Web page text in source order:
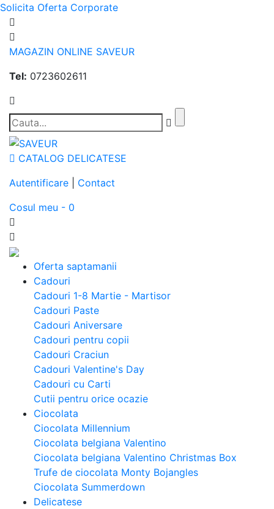
Solicita Oferta Corporate
MAGAZIN ONLINE SAVEUR
Tel: 0723602611
CATALOG DELICATESE
Autentificare
Contact
Cosul meu - 0
Oferta saptamanii
Cadouri
Cadouri 1-8 Martie - Martisor
Cadouri Paste
Cadouri Aniversare
Cadouri pentru copii
Cadouri Craciun
Cadouri Valentine's Day
Cadouri cu Carti
Cutii pentru orice ocazie
Ciocolata
Ciocolata Millennium
Ciocolata belgiana Valentino
Ciocolata belgiana Valentino Christmas Box
Trufe de ciocolata Monty Bojangles
Ciocolata Summerdown
Delicatese